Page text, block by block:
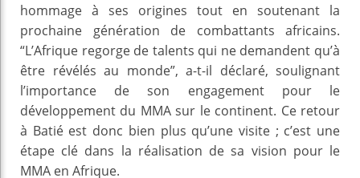
hommage à ses origines tout en soutenant la
prochaine génération de combattants africains.
“L’Afrique regorge de talents qui ne demandent qu’à
être révélés au monde”, a-t-il déclaré, soulignant
l’importance de son engagement pour le
développement du MMA sur le continent. Ce retour
à Batié est donc bien plus qu’une visite ; c’est une
étape clé dans la réalisation de sa vision pour le
MMA en Afrique.